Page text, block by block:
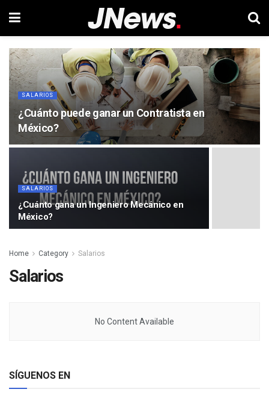
SALARIOS
¿Cuánto puede ganar un Contratista en
México?
SALARIOS
¿Cuánto gana un Ingeniero Mecánico en
México?
Home Category Salarios
Salarios
No Content Available
SÍGUENOS EN